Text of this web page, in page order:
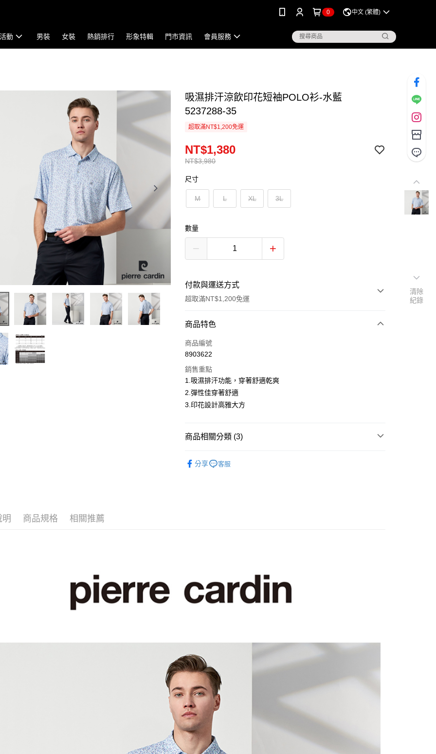
0 中文 (繁體)
動 男裝 女裝 熱銷排行 形象特輯 門市資訊 會員服務
吸濕排汗涼飲印花短袖POLO衫-水藍
5237288-35
超取滿NT$1,200免運
NT$3,980
NT$1,380
尺寸
M L XL 3L
數量
付款與運送方式
超取滿NT$1,200免運
付款方式
信用卡一次付款
LINE Pay
Apple Pay
Google Pay
每筆NT$60，滿NT$1,200(含以上)免運費
付款後萊爾富取貨
每筆NT$60，滿NT$1,200(含以上)免運費
付款後7-11取貨
每筆NT$60，滿NT$1,200(含以上)免運費
宅配(本島)
每筆NT$80，滿NT$1,200(含以上)免運費
宅配(離島)
每筆NT$80，滿NT$1,200(含以上)免運費
商品特色
商品編號
8903622
銷售重點
1.吸濕排汗功能，穿著舒適乾爽
2.彈性佳穿著舒適
3.印花設計高雅大方
商品相關分類 (3)
分享 客服
明 商品規格 相關推薦
清除
紀錄